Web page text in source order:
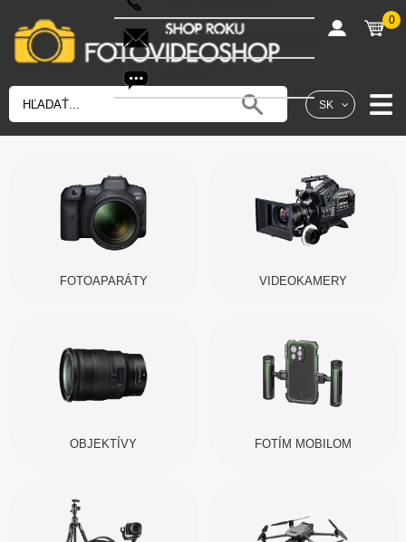
SK
shop@fotovideoshop.sk
0
FOTOAPARÁTY VIDEOKAMERY
OBJEKTÍVY FOTÍM MOBILOM